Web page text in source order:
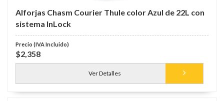
Alforjas Chasm Courier Thule color Azul de 22L con
sistema InLock
$2,358
Ver Detalles